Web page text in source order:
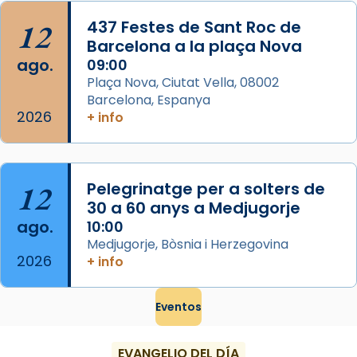
Foto
View on Facebook · Share
12
ago.
2026
437 Festes de Sant Roc de
Barcelona a la plaça Nova
09:00
Plaça Nova, Ciutat Vella, 08002
Barcelona, Espanya
+ info
12
ago.
2026
Pelegrinatge per a solters de
30 a 60 anys a Medjugorje
10:00
Medjugorje, Bòsnia i Herzegovina
+ info
Eventos
EVANGELIO DEL DÍA